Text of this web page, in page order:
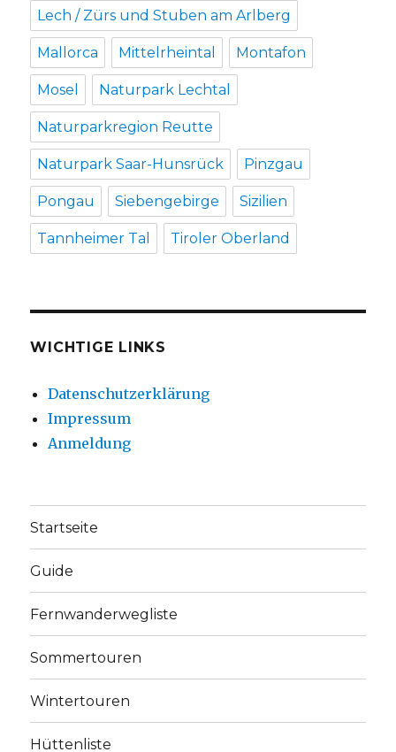
Lech / Zürs und Stuben am Arlberg
Mallorca Mittelrheintal Montafon
Mosel Naturpark Lechtal
Naturparkregion Reutte
Naturpark Saar-Hunsrück Pinzgau
Pongau Siebengebirge Sizilien
Tannheimer Tal Tiroler Oberland
WICHTIGE LINKS
Datenschutzerklärung
Impressum
Anmeldung
Startseite
Guide
Fernwanderwegliste
Sommertouren
Wintertouren
Hüttenliste